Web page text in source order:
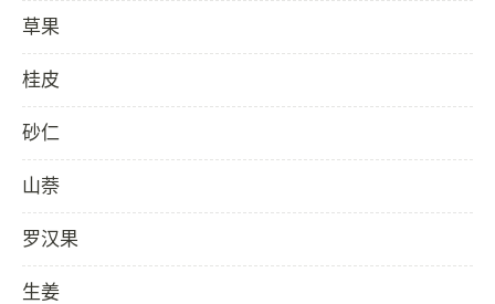
草果
桂皮
砂仁
山萘
罗汉果
生姜